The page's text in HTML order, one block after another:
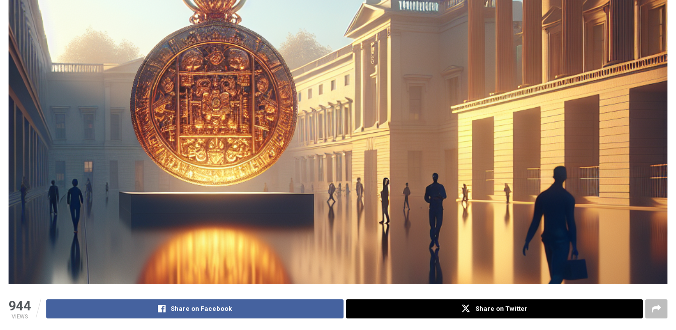
944
VIEWS
Share on Facebook Share on Twitter